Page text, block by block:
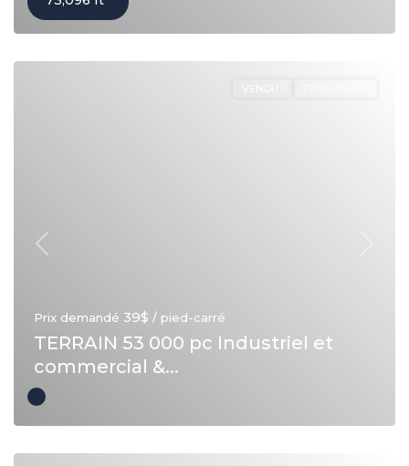
Précédent
Prix demandé 39$ / pied-carré
TERRAIN 53 000 pc Industriel et
commercial &...